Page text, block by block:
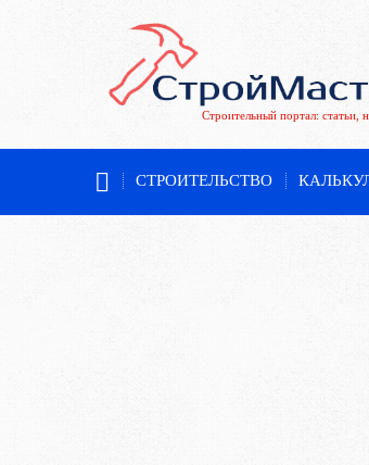
Строительный портал: статьи,
СТРОИТЕЛЬСТВО